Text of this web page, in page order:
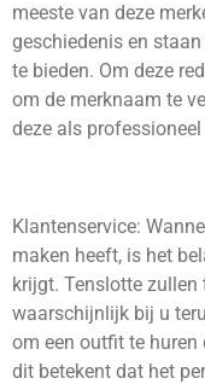
meeste van deze
geschiedenis en
te bieden. Om deze
om de merknaam te
deze als
Klantenservice:
maken heeft, is het
krijgt. Tenslotte
waarschijnlijk bij u
om een outfit te huren
dit betekent dat het